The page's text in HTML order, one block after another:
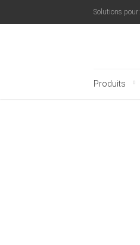
Solutions pour:
Produits